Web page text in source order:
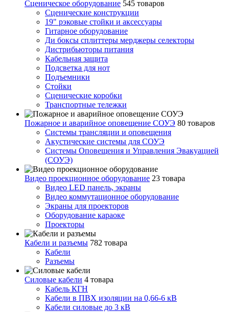
Сценическое оборудование 545 товаров
Сценические конструкции
19" рэковые стойки и аксесcуары
Гитарное оборудование
Ди боксы сплиттеры мерджеры селекторы
Дистрибьюторы питания
Кабельная защита
Подсветка для нот
Подъемники
Стойки
Сценические коробки
Транспортные тележки
Пожарное и аварийное оповещение СОУЭ 80 товаров
Cистемы трансляции и оповещения
Акустические системы для СОУЭ
Системы Оповещения и Управления Эвакуацией
(СОУЭ)
Видео проекционное оборудование 23 товара
Видео LED панель, экраны
Видео коммутационное оборудование
Экраны для проекторов
Оборудование караоке
Проекторы
Кабели и разъемы 782 товара
Кабели
Разъемы
Силовые кабели 4 товара
Кабель КГН
Кабели в ПВХ изоляции на 0,66-6 кВ
Кабели силовые до 3 кВ